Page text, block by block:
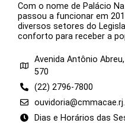
Com o nome de Palácio
passou a funcionar em
diversos setores do
conforto para receber a
Avenida Antônio
570
(22) 2796-7800
Dias e Horários das